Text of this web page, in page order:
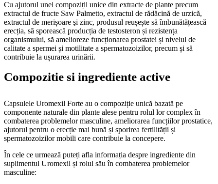
Cu ajutorul unei compoziții unice din extracte de plante precum
extractul de fructe Saw Palmetto, extractul de rădăcină de urzică,
extractul de merișoare şi zinc, produsul reușește să îmbunătățească
erecția, să sporească producția de testosteron și rezistența
organismului, să amelioreze funcționarea prostatei și nivelul de
calitate a spermei și motilitate a spermatozoizilor, precum și să
contribuie la ușurarea urinării.
Compozitie si ingrediente active
Capsulele Uromexil Forte au o compoziție unică bazată pe
componente naturale din plante alese pentru rolul lor complex în
combaterea problemelor masculine, ameliorarea funcțiilor prostatice,
ajutorul pentru o erecție mai bună și sporirea fertilității și
spermatozoizilor mobili care contribuie la concepere.
În cele ce urmează puteți afla informația despre ingrediente din
suplimentul Uromexil și rolul său în combaterea problemelor
masculine: